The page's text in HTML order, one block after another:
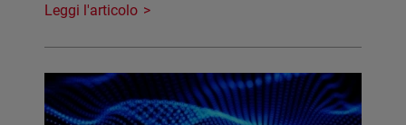
Leggi l'articolo